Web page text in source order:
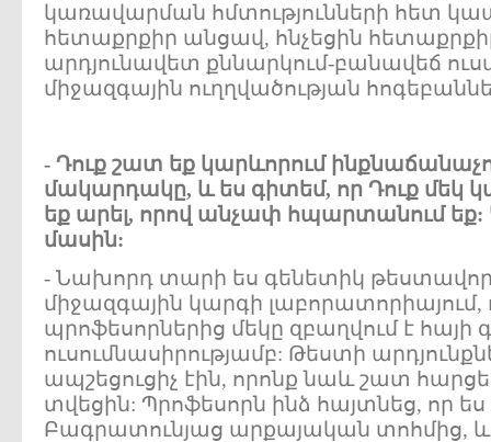
կառավարման հմտությունների հետ
հետաքրքիր անցավ, հնչեցին
արդյունավետ քննարկում-բանավեճ
միջազգային ուղղվածության
- Դուք շատ եք կարևորում
մակարդակը, և ես գիտեմ, որ Դուք մեկ
եք արել, որով անչափ հպարտանում
մասին:
- Նախորդ տարի ես գենետիկ
միջազգային կարգի
պրոֆեսորներից մեկը զբաղվում է հայի
ուսումնասիրությամբ: Թեստի
ապշեցուցիչ էին, որոնք նաև շատ
տվեցին: Պրոֆեսորն ինձ հայտնեց, որ ես
Բագրատունյաց արքայական տոհմից, և